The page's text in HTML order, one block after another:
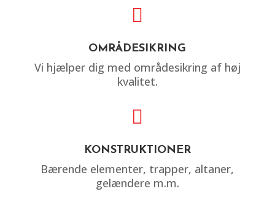

OMRÅDESIKRING
Vi hjælper dig med områdesikring af høj
kvalitet.

KONSTRUKTIONER
Bærende elementer, trapper, altaner,
gelændere m.m.